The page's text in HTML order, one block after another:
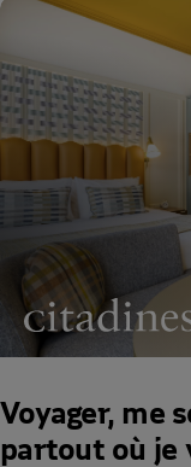
Voyager, me
partout où je